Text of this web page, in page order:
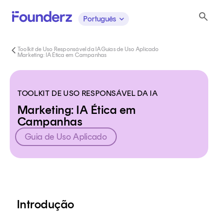
Português
Toolkit de Uso Responsável da IAGuias de Uso Aplicado
Marketing: IA Ética em Campanhas
TOOLKIT DE USO RESPONSÁVEL DA IA
Marketing: IA Ética em
Campanhas
Guia de Uso Aplicado
Introdução